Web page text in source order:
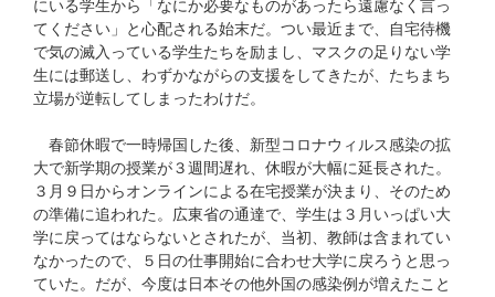
にいる学生から「なにか必要なものがあったら遠慮なく言っ
てください」と心配される始末だ。つい最近まで、自宅待機
で気の滅入っている学生たちを励まし、マスクの足りない学
生には郵送し、わずかながらの支援をしてきたが、たちまち
立場が逆転してしまったわけだ。
春節休暇で一時帰国した後、新型コロナウィルス感染の拡
大で新学期の授業が３週間遅れ、休暇が大幅に延長された。
３月９日からオンラインによる在宅授業が決まり、そのため
の準備に追われた。広東省の通達で、学生は３月いっぱい大
学に戻ってはならないとされたが、当初、教師は含まれてい
なかったので、５日の仕事開始に合わせ大学に戻ろうと思っ
ていた。だが、今度は日本その他外国の感染例が増えたこと